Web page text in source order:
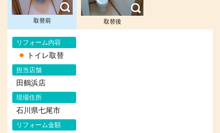
取替前 取替後
リフォーム内容
トイレ取替
担当店舗
田鶴浜店
現場住所
石川県七尾市
リフォーム金額